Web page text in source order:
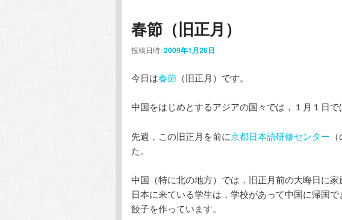
春節（旧正月）
投稿日時:2009年1月26日
今日は春節 （旧正月）です。
中国をはじめとするアジアの国々では，１月１日で
先週，この旧正月を前に京都日本語研修センター
た。
中国（特に北の地方）では，旧正月前の大晦日に家
日本に来ている学生は，学校があって中国に帰国
餃子を作っています。